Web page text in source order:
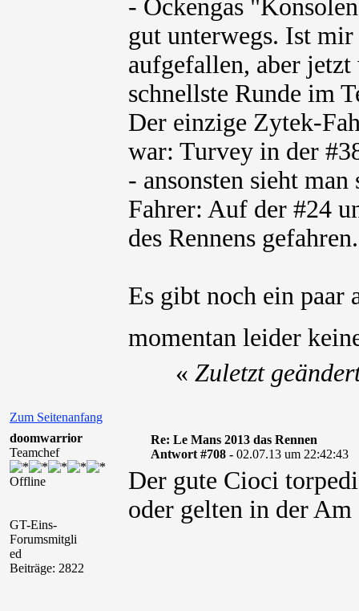
- Ockengas
gut unterwegs. Ist mir
aufgefallen, aber
schnellste Runde im
Der einzige Zytek-
war: Turvey in der
- ansonsten sieht
Fahrer: Auf der #24
des Rennens gefahren.
Es gibt noch ein paar
momentan leider
Zum Seitenanfang
« Zuletzt
doomwarrior
Teamchef
Offline
GT-Eins-
Forumsmitgli
ed
Beiträge: 2822
Re: Le Mans 2013 das Rennen
Antwort #708 - 02.07.13 um 22:42:43
Der gute Cioci
oder gelten in der